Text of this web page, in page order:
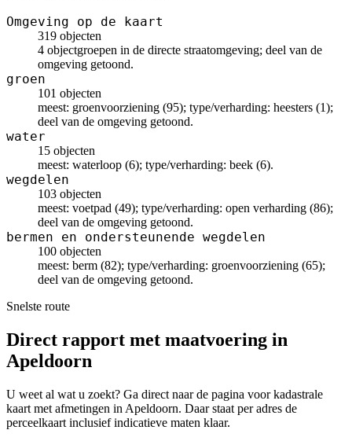
Omgeving op de kaart
319 objecten
4 objectgroepen in de directe straatomgeving; deel van de
omgeving getoond.
groen
101 objecten
meest: groenvoorziening (95); type/verharding: heesters (1);
deel van de omgeving getoond.
water
15 objecten
meest: waterloop (6); type/verharding: beek (6).
wegdelen
103 objecten
meest: voetpad (49); type/verharding: open verharding (86);
deel van de omgeving getoond.
bermen en ondersteunende wegdelen
100 objecten
meest: berm (82); type/verharding: groenvoorziening (65);
deel van de omgeving getoond.
Snelste route
Direct rapport met maatvoering in
Apeldoorn
U weet al wat u zoekt? Ga direct naar de pagina voor kadastrale
kaart met afmetingen in Apeldoorn. Daar staat per adres de
perceelkaart inclusief indicatieve maten klaar.